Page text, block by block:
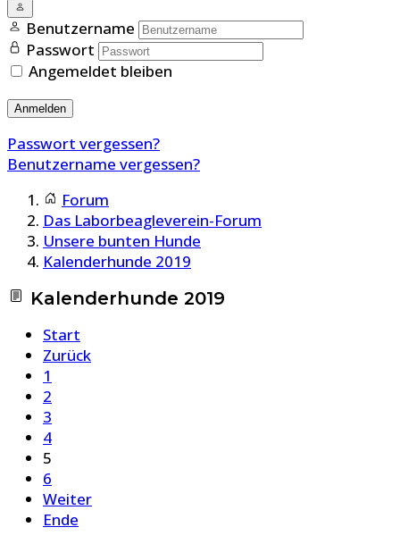
Benutzername
Passwort
Angemeldet bleiben
Anmelden
Passwort vergessen?
Benutzername vergessen?
Forum
Das Laborbeagleverein-Forum
Unsere bunten Hunde
Kalenderhunde 2019
Kalenderhunde 2019
Start
Zurück
1
2
3
4
5
6
Weiter
Ende